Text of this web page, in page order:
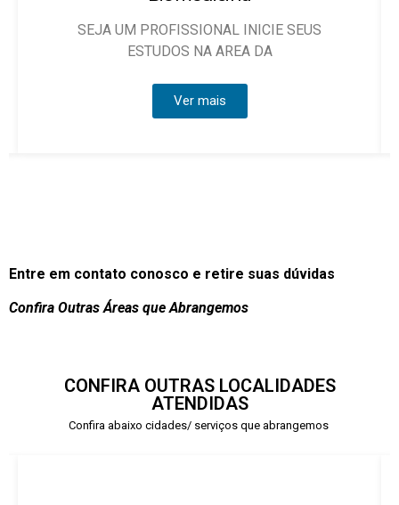
Ver mais
Entre em contato conosco e retire suas dúvidas
Confira Outras Áreas que Abrangemos
CONFIRA OUTRAS LOCALIDADES
ATENDIDAS
Confira abaixo cidades/ serviços que abrangemos